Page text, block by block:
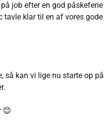
job efter en god påskeferie
tavle klar til en af vores gode
så kan vi lige nu starte op på
😊